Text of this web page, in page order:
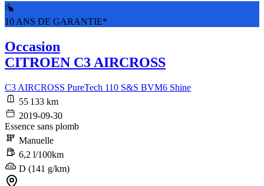
10 ANS DE GARANTIE*
Occasion
CITROEN C3 AIRCROSS
C3 AIRCROSS PureTech 110 S&S BVM6 Shine
55 133 km
2019-09-30
Essence sans plomb
Manuelle
6,2 l/100km
D (141 g/km)